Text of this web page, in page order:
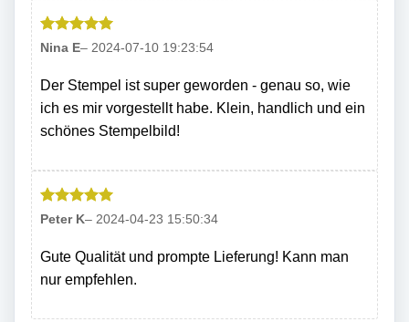
Bewertet
Nina E– 2024-07-10 19:23:54
Der Stempel ist super geworden - genau so, wie
ich es mir vorgestellt habe. Klein, handlich und ein
schönes Stempelbild!
Bewertet
Peter K– 2024-04-23 15:50:34
Gute Qualität und prompte Lieferung! Kann man
nur empfehlen.